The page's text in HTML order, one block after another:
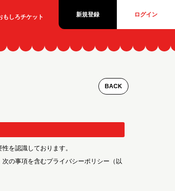
もしろチケット 新規登録 ログイン
BACK
を認識しております。
の事項を含むプライバシーポリシー（以